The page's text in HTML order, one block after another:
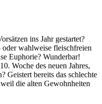
ins Jahr gestartet?
wahlweise fleischfreien
Euphorie? Wunderbar!
Woche des neuen Jahres,
Geistert bereits das schlechte
die alten Gewohnheiten